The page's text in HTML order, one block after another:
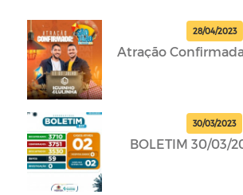
28/04/2023
Atração
30/03/2023
BOLETIM 30/03/